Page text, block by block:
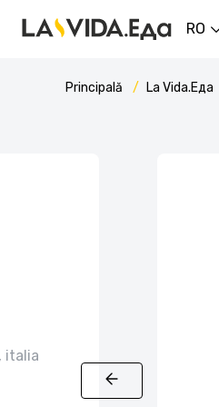
RO
Principală La Vida.Еда
italia